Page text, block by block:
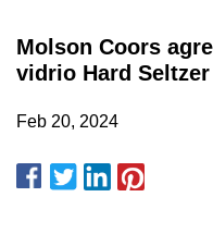
Molson Coors
vidrio Hard
Feb 20, 2024